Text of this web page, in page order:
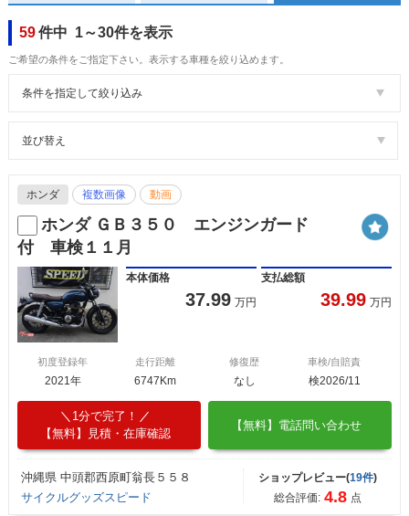
59件中 1～30件を表示
ご希望の条件をご指定下さい。表示する車種を絞り込めます。
条件を指定して絞り込み
並び替え
ホンダ 複数画像 動画
ホンダ ＧＢ３５０ エンジンガード
付 車検１１月
本体価格
37.99 万円
支払総額
39.99 万円
初度登録年
2021年
走行距離
6747Km
修復歴
なし
車検/自賠責
検2026/11
1分で完了！
【無料】見積・在庫確認
【無料】電話問い合わせ
沖縄県 中頭郡西原町翁長５５８
サイクルグッズスピード
ショップレビュー(19件)
総合評価: 4.8 点